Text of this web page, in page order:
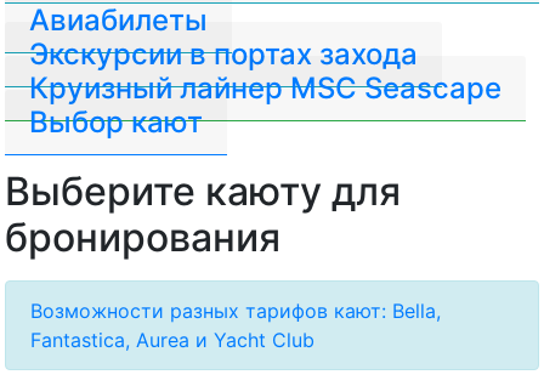
Авиабилеты
Экскурсии в портах захода
Круизный лайнер MSC Seascape
Выбор кают
Выберите каюту для
бронирования
Возможности разных тарифов кают: Bella,
Fantastica, Aurea и Yacht Club